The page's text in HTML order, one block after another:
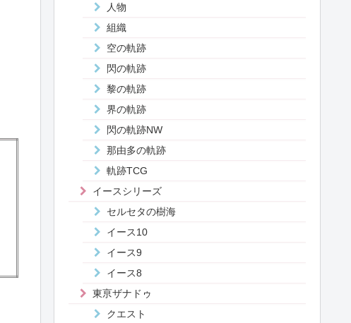
人物
組織
空の軌跡
閃の軌跡
黎の軌跡
界の軌跡
閃の軌跡NW
那由多の軌跡
軌跡TCG
イースシリーズ
セルセタの樹海
イース10
イース9
イース8
東亰ザナドゥ
クエスト